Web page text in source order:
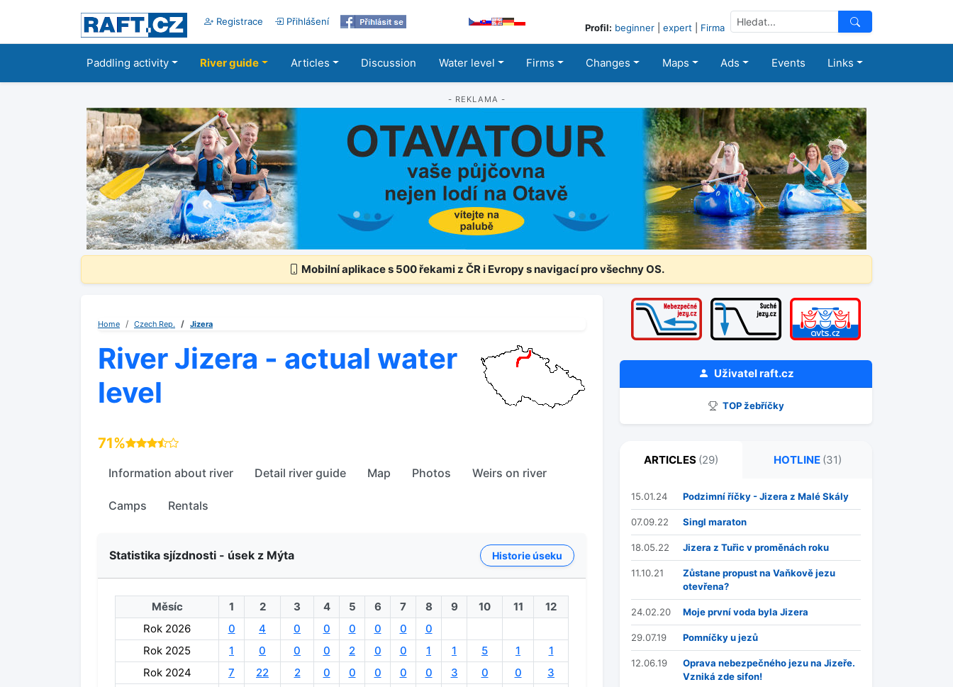
Registrace Přihlášení
Profil: beginner expert Firma
Paddling activity River guide Articles Discussion Water level Firms Changes Maps Ads Events Links
- REKLAMA -
Mobilní aplikace s 500 řekami z ČR i Evropy s navigací pro všechny OS.
Home Czech Rep. Jizera
River Jizera - actual water
level
71%
Information about river Detail river guide Map Photos Weirs on river
Camps Rentals
Statistika sjízdnosti - úsek z Mýta Historie úseku
Měsíc 1 2 3 4 5 6 7 8 9 10 11
12
Rok 2026
0 4 0 0 0 0 0
0
Rok 2025
1 0 0 0 2 0 0 1 1 5 1
1
Rok 2024
7 22 2 0 0 0 0 0 3 0 0
3
Uživatelraft.cz
TOP žebříčky
ARTICLES (29) HOTLINE (31)
15.01.24 Podzimní říčky - Jizera z Malé Skály
07.09.22 Singl maraton
18.05.22 Jizera z Tuřic v proměnách roku
11.10.21
Zůstane propust na Vaňkově jezu
otevřena?
24.02.20 Moje první voda byla Jizera
29.07.19 Pomníčky u jezů
12.06.19
Oprava nebezpečného jezu na Jizeře.
Vzniká zde sifon!